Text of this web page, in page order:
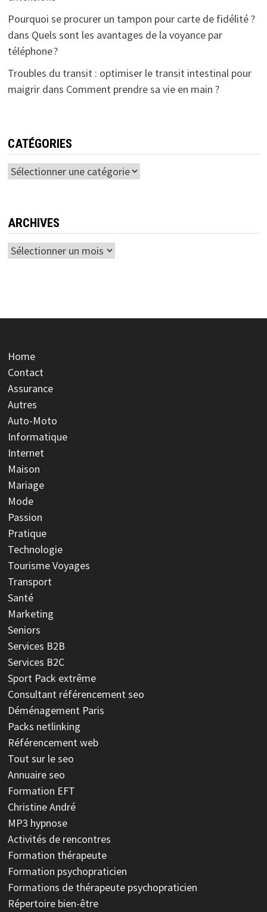
Pourquoi se procurer un tampon pour carte de fidélité ?
dans Quels sont les avantages de la voyance par
téléphone ?
Troubles du transit : optimiser le transit intestinal pour
maigrirdans Comment prendre sa vie en main ?
CATÉGORIES
Catégories
ARCHIVES
Archives
Home
Contact
Assurance
Autres
Auto-Moto
Informatique
Internet
Maison
Mariage
Mode
Passion
Pratique
Technologie
Tourisme Voyages
Transport
Santé
Marketing
Seniors
Services B2B
Services B2C
Sport Pack extrême
Consultant référencement seo
Déménagement Paris
Packs netlinking
Référencement web
Tout sur le seo
Annuaire seo
Formation EFT
Christine André
MP3 hypnose
Activités de rencontres
Formation thérapeute
Formation psychopraticien
Formations de thérapeute psychopraticien
Répertoire bien-être